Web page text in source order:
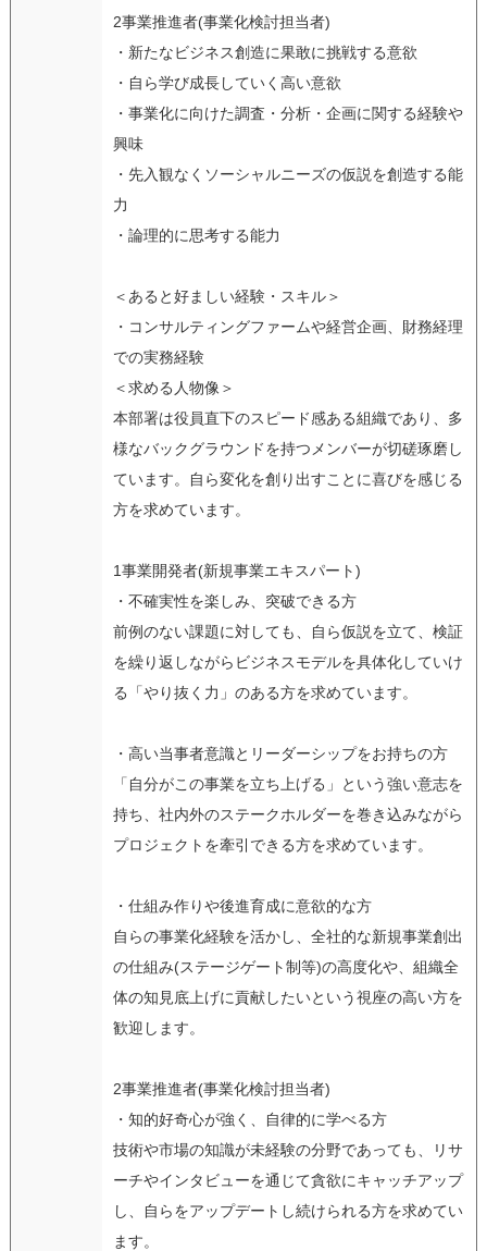
2事業推進者(事業化検討担当者)
・新たなビジネス創造に果敢に挑戦する意欲
・自ら学び成長していく高い意欲
・事業化に向けた調査・分析・企画に関する経験や
興味
・先入観なくソーシャルニーズの仮説を創造する能
力
・論理的に思考する能力
＜あると好ましい経験・スキル＞
・コンサルティングファームや経営企画、財務経理
での実務経験
＜求める人物像＞
本部署は役員直下のスピード感ある組織であり、多
様なバックグラウンドを持つメンバーが切磋琢磨し
ています。自ら変化を創り出すことに喜びを感じる
方を求めています。
1事業開発者(新規事業エキスパート)
・不確実性を楽しみ、突破できる方
前例のない課題に対しても、自ら仮説を立て、検証
を繰り返しながらビジネスモデルを具体化していけ
る「やり抜く力」のある方を求めています。
・高い当事者意識とリーダーシップをお持ちの方
「自分がこの事業を立ち上げる」という強い意志を
持ち、社内外のステークホルダーを巻き込みながら
プロジェクトを牽引できる方を求めています。
・仕組み作りや後進育成に意欲的な方
自らの事業化経験を活かし、全社的な新規事業創出
の仕組み(ステージゲート制等)の高度化や、組織全
体の知見底上げに貢献したいという視座の高い方を
歓迎します。
2事業推進者(事業化検討担当者)
・知的好奇心が強く、自律的に学べる方
技術や市場の知識が未経験の分野であっても、リサ
ーチやインタビューを通じて貪欲にキャッチアップ
し、自らをアップデートし続けられる方を求めてい
ます。